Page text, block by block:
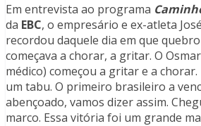
Em entrevista ao programa
da EBC, o empresário e ex-atleta
recordou daquele dia em que
começava a chorar, a gritar. O
médico) começou a gritar e a
um tabu. O primeiro brasileiro a
abençoado, vamos dizer assim.
marco. Essa vitória foi um grande